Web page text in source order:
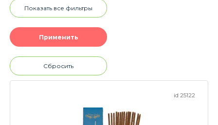
Показать все фильтры
Сбросить
id 25122